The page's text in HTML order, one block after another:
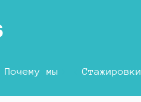
Почему мы Стажировки